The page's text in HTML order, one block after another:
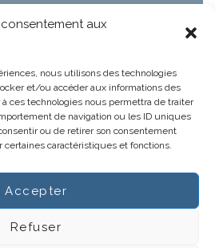
aux
nous utilisons des technologies
et/ou accéder aux informations des
ces technologies nous permettra de traiter
de navigation ou les ID uniques
ou de retirer son consentement
caractéristiques et fonctions.
Accepter
Refuser
Actus